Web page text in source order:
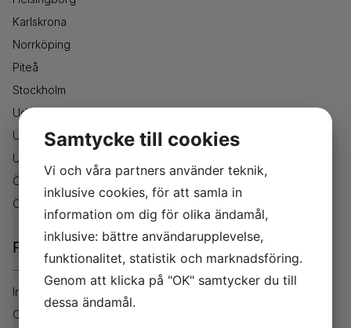
Karlskrona
Norrköping
Piteå
Stockholm
Uddevalla
Umeå
Uppsala
Örebro
Östersund
Policies
Integritetspolicy
Cookie policy
Samtycke till cookies
Vi och våra partners använder teknik,
inklusive cookies, för att samla in
information om dig för olika ändamål,
inklusive: bättre användarupplevelse,
funktionalitet, statistik och marknadsföring.
Genom att klicka på "OK" samtycker du till
dessa ändamål.